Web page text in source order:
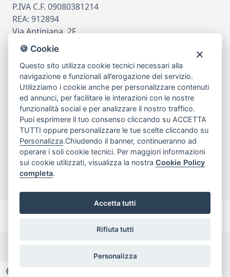
P.IVA C.F. 09080381214
REA: 912894
Via Antiniana, 2F
80078 Pozzuoli
tel081.7515380
emailinfo@edicomm.it
Assistenza Clienti
Chi siamo
My Account
Dichiarazione di accessibilità
Termini e Condizioni
🍪
🍪 Cookie
Questo sito utilizza cookie tecnici necessari alla
navigazione e funzionali all’erogazione del servizio.
Utilizziamo i cookie anche per personalizzare contenuti
ed annunci, per facilitare le interazioni con le nostre
funzionalità social e per analizzare il nostro traffico.
Puoi esprimere il tuo consenso cliccando su ACCETTA
TUTTI oppure personalizzare le tue scelte cliccando su
Personalizza.Chiudendo il banner, continueranno ad
operare i soli cookie tecnici. Per maggiori informazioni
sui cookie utilizzati, visualizza la nostraCookie Policy
completa.
Accetta tutti
Rifiuta tutti
Personalizza